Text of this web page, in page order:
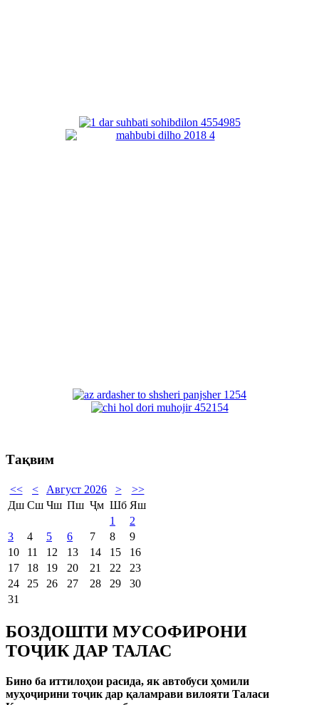
Тақвим
<< < Август 2026 >
>>
Дш Сш Чш Пш Ҷм Шб Яш
1
2
3
4 5 6 7 8
9
10
11 12 13 14 15
16
17
18 19 20 21 22
23
24
25 26 27 28 29
30
31
БОЗДОШТИ МУСОФИРОНИ
ТОҶИК ДАР ТАЛАС
Бино ба иттилоҳои расида, як автобуси ҳомили
муҳоҷирини тоҷик дар қаламрави вилояти Таласи